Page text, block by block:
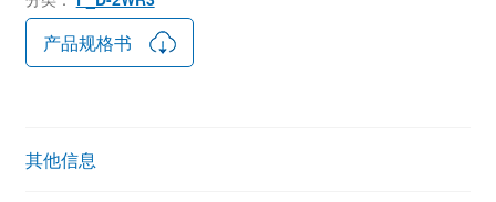
产品规格书
其他信息